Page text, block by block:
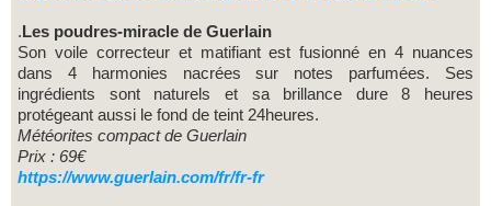
.Les poudres-miracle de Guerlain
Son voile correcteur et matifiant est fusionné en 4 nuances
dans 4 harmonies nacrées sur notes parfumées. Ses
ingrédients sont naturels et sa brillance dure 8 heures
protégeant aussi le fond de teint 24heures.
Météorites compact de Guerlain
Prix : 69€
https://www.guerlain.com/fr/fr-fr